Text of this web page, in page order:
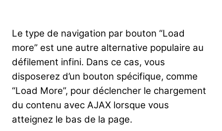
Le type de navigation par bouton “Load
more” est une autre alternative populaire au
défilement infini. Dans ce cas, vous
disposerez d’un bouton spécifique, comme
“Load More”, pour déclencher le chargement
du contenu avec AJAX lorsque vous
atteignez le bas de la page.